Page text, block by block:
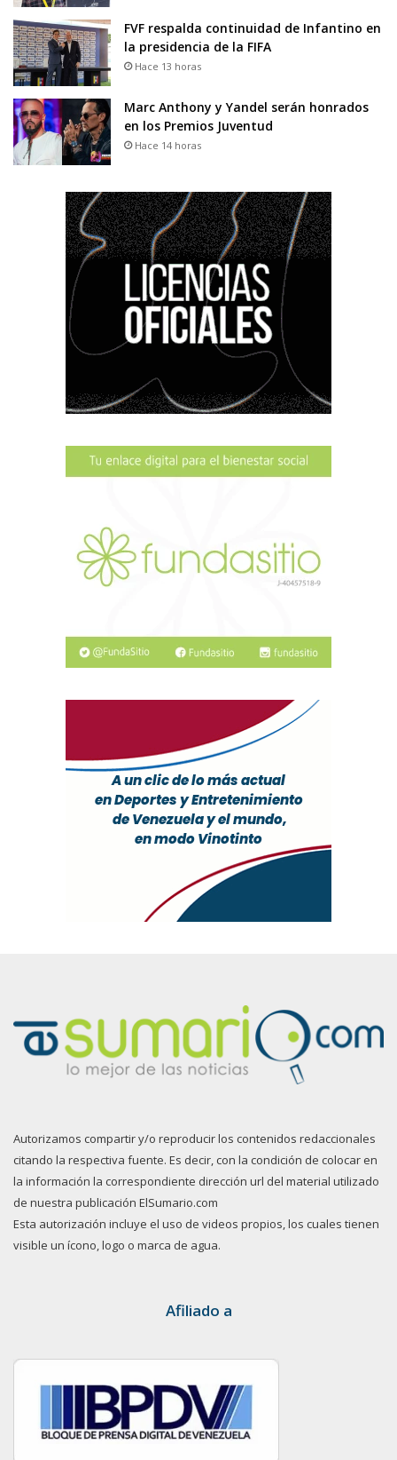
FVF respalda continuidad de Infantino en
la presidencia de la FIFA
Hace 13 horas
Marc Anthony y Yandel serán honrados
en los Premios Juventud
Hace 14 horas
Autorizamos compartir y/o reproducir los contenidos redaccionales
citando la respectiva fuente. Es decir, con la condición de colocar en
la información la correspondiente dirección url del material utilizado
de nuestra publicación ElSumario.com
Esta autorización incluye el uso de videos propios, los cuales tienen
visible un ícono, logo o marca de agua.
Afiliado a